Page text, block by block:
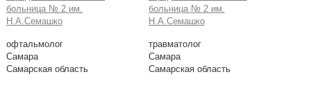
больница № 2 им.
Н.А.Семашко
офтальмолог
Самара
Самарская область
больница № 2 им.
Н.А.Семашко
травматолог
Самара
Самарская область